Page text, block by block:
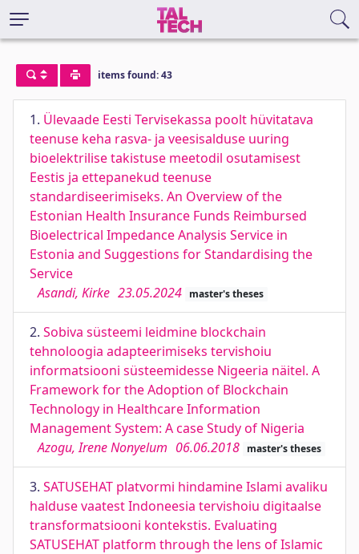
items found: 43
1. Ülevaade Eesti Tervisekassa poolt hüvitatava
teenuse keha rasva- ja veesisalduse uuring
bioelektrilise takistuse meetodil osutamisest
Eestis ja ettepanekud teenuse
standardiseerimiseks. An Overview of the
Estonian Health Insurance Funds Reimbursed
Bioelectrical Impedance Analysis Service in
Estonia and Suggestions for Standardising the
Service
Asandi, Kirke 23.05.2024 master's theses
2. Sobiva süsteemi leidmine blockchain
tehnoloogia adapteerimiseks tervishoiu
informatsiooni süsteemidesse Nigeeria näitel. A
Framework for the Adoption of Blockchain
Technology in Healthcare Information
Management System: A case Study of Nigeria
Azogu, Irene Nonyelum 06.06.2018 master's theses
3. SATUSEHAT platvormi hindamine Islami avaliku
halduse vaatest Indoneesia tervishoiu digitaalse
transformatsiooni kontekstis. Evaluating
SATUSEHAT platform through the lens of Islamic